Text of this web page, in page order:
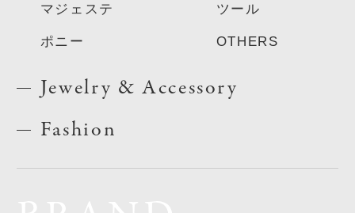
マジェステ
ポニー
ツール
OTHERS
Jewelry & Accessory
Fashion